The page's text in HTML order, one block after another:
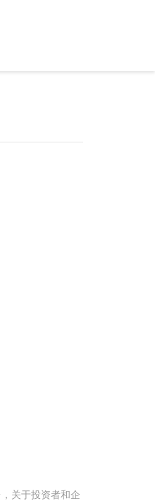
关于投资者和企